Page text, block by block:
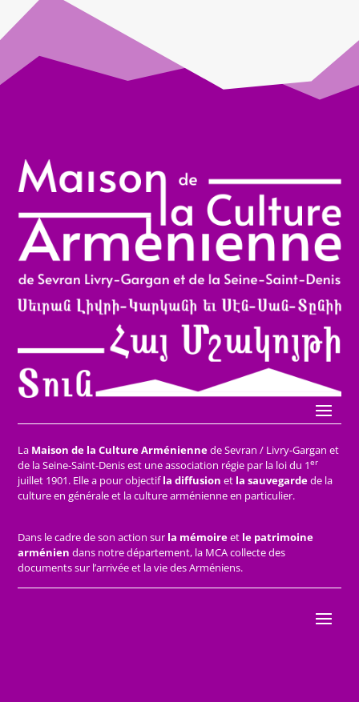
La Maison de la Culture Arméniennede Sevran / Livry-Gargan et
de la Seine-Saint-Denis est une association régie par la loi du 1er
juillet 1901. Elle a pour objectifla diffusion et la sauvegardede la
culture en générale et la culture arménienne en particulier.
Dans le cadre de son action sur la mémoireet le patrimoine
arménien dans notre département, la MCA collecte des
documents sur l’arrivée et la vie des Arméniens.